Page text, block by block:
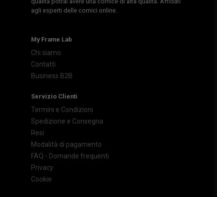
agli esperti delle cornici online.
My Frame Lab
Chi siamo
Contatti
Business B2B
Servizio Clienti
Termini e Condizioni
Spedizione e Consegna
Resi
Modalità di pagamento
FAQ - Domande frequenti
Privacy
Cookie